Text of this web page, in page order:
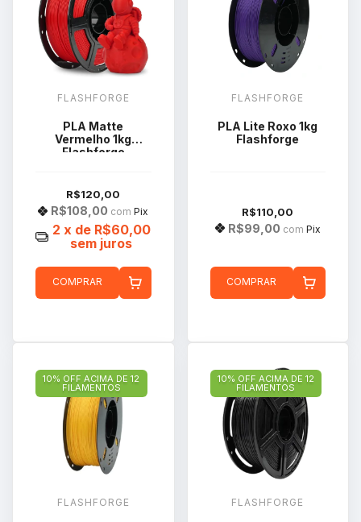
FLASHFORGE
PLA Matte
Vermelho 1kg
Flashforge
R$120,00
R$108,00 com Pix
2 x de R$60,00
sem juros
COMPRAR
FLASHFORGE
PLA Lite Roxo 1kg
Flashforge
R$110,00
R$99,00 com Pix
COMPRAR
10% OFF ACIMA DE 12
FILAMENTOS
FLASHFORGE
10% OFF ACIMA DE 12
FILAMENTOS
FLASHFORGE